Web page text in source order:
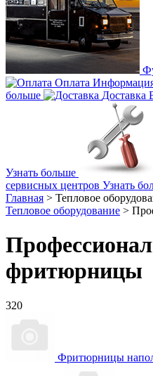
Оплата
больше
Доставка
Узнать больше
сервисных центров Узнать
Главная > Тепловое
Тепловое оборудование >
фритюрницы
320
Фритюрницы